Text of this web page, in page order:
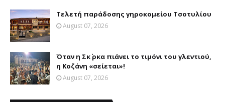
Τελετή παράδοσης γηροκομείου Τσοτυλίου
August 07, 2026
Όταν η Σκ΄ ρκα πιάνει το τιμόνι του γλεντιού,
η Κοζάνη «σείεται»!
August 07, 2026